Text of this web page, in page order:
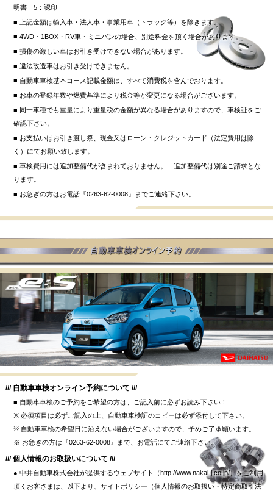
明書 5：認印
■ 上記金額は輸入車・法人車・事業用車（トラック等）を除きます。
■ 4WD・1BOX・RV車・ミニバンの場合、別途料金を頂く場合があります。
■ 損傷の激しい車はお引き受けできない場合があります。
■ 違法改造車はお引き受けできません。
■ 自動車車検基本コース記載金額は、すべて消費税を含んでおります。
■ お車の登録年数や燃費基準により税金等が変更になる場合がございます。
■ 同一車種でも重量により重量税の金額が異なる場合がありますので、車検証をご
確認下さい。
■ お支払いはお引き渡し祭、現金又はローン・クレジットカード（法定費用は除
く）にてお願い致します。
■ 車検費用には追加整備代が含まれておりません。 追加整備代は別途ご請求とな
ります。
■ お急ぎの方はお電話『0263-62-0008』までご連絡下さい。
/// 自動車車検オンライン予約について ///
■ 自動車車検のご予約をご希望の方は、ご記入前に必ずお読み下さい！
※ 必須項目は必ずご記入の上、自動車車検証のコピーは必ず添付して下さい。
※ 自動車車検の希望日に沿えない場合がございますので、予めご了承願います。
※ お急ぎの方は『0263-62-0008』まで、お電話にてご連絡下さい。
/// 個人情報のお取扱いについて ///
● 中井自動車株式会社が提供するウェブサイト（http://www.nakai-j.co.jp/）をご利用
頂くお客さまは、以下より、サイトポリシー（個人情報のお取扱い・特定商取引法